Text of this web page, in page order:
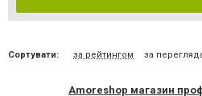
Сортувати: за рейтингом за
Amoreshop магазин